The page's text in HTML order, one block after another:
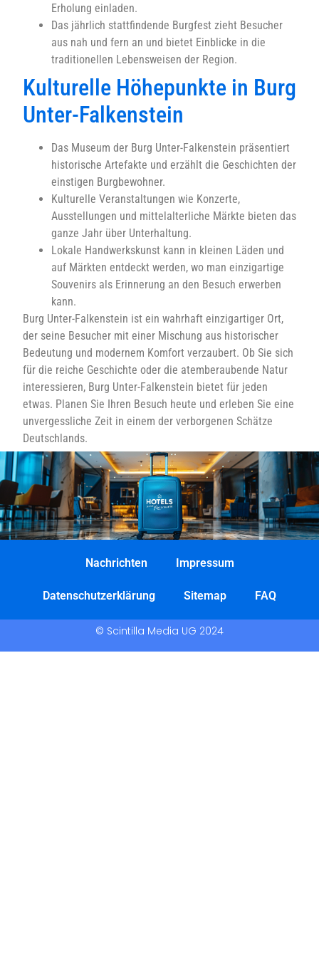
Erholung einladen.
Das jährlich stattfindende Burgfest zieht Besucher
aus nah und fern an und bietet Einblicke in die
traditionellen Lebensweisen der Region.
Kulturelle Höhepunkte in Burg
Unter-Falkenstein
Das Museum der Burg Unter-Falkenstein präsentiert
historische Artefakte und erzählt die Geschichten der
einstigen Burgbewohner.
Kulturelle Veranstaltungen wie Konzerte,
Ausstellungen und mittelalterliche Märkte bieten das
ganze Jahr über Unterhaltung.
Lokale Handwerkskunst kann in kleinen Läden und
auf Märkten entdeckt werden, wo man einzigartige
Souvenirs als Erinnerung an den Besuch erwerben
kann.
Burg Unter-Falkenstein ist ein wahrhaft einzigartiger Ort,
der seine Besucher mit einer Mischung aus historischer
Bedeutung und modernem Komfort verzaubert. Ob Sie sich
für die reiche Geschichte oder die atemberaubende Natur
interessieren, Burg Unter-Falkenstein bietet für jeden
etwas. Planen Sie Ihren Besuch heute und erleben Sie eine
unvergessliche Zeit in einem der verborgenen Schätze
Deutschlands.
Nachrichten Impressum
Datenschutzerklärung Sitemap FAQ
© Scintilla Media UG 2024